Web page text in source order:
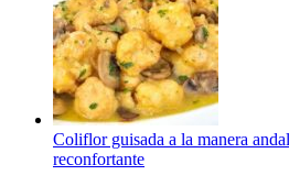
Coliflor guisada a la manera
reconfortante